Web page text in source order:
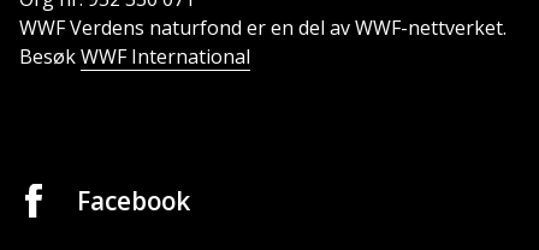
WWF Verdens naturfond er en del av WWF-nettverket.
BesøkWWF International
Facebook